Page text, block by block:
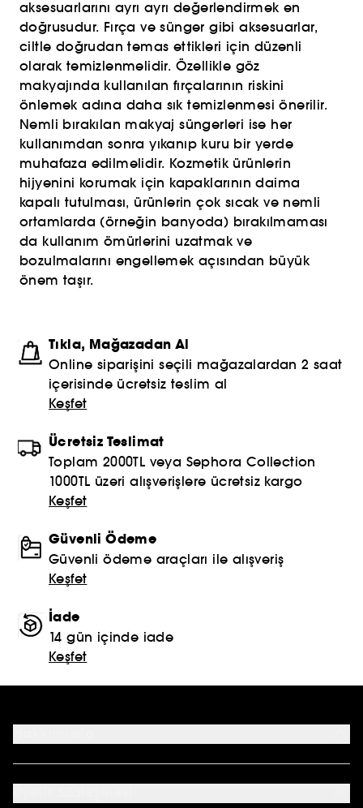
aksesuarlarını ayrı ayrı değerlendirmek en
doğrusudur. Fırça ve sünger gibi aksesuarlar,
ciltle doğrudan temas ettikleri için düzenli
olarak temizlenmelidir. Özellikle göz
makyajında kullanılan fırçalarının riskini
önlemek adına daha sık temizlenmesi önerilir.
Nemli bırakılan makyaj süngerleri ise her
kullanımdan sonra yıkanıp kuru bir yerde
muhafaza edilmelidir. Kozmetik ürünlerin
hijyenini korumak için kapaklarının daima
kapalı tutulması, ürünlerin çok sıcak ve nemli
ortamlarda (örneğin banyoda) bırakılmaması
da kullanım ömürlerini uzatmak ve
bozulmalarını engellemek açısından büyük
önem taşır.
Tıkla, Mağazadan Al
Online siparişini seçili mağazalardan 2 saat
içerisinde ücretsiz teslim al
Keşfet
Ücretsiz Teslimat
Toplam 2000TL veya Sephora Collection
1000TL üzeri alışverişlere ücretsiz kargo
Keşfet
Güvenli Ödeme
Güvenli ödeme araçları ile alışveriş
Keşfet
İade
14 gün içinde iade
Keşfet
Mağazalar
Profil Bilgilerim